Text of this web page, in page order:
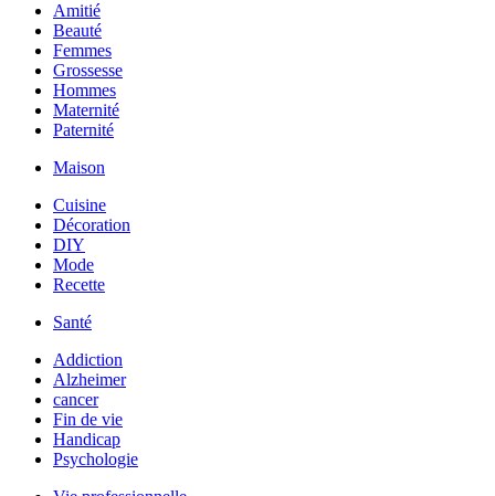
Amitié
Beauté
Femmes
Grossesse
Hommes
Maternité
Paternité
Maison
Cuisine
Décoration
DIY
Mode
Recette
Santé
Addiction
Alzheimer
cancer
Fin de vie
Handicap
Psychologie